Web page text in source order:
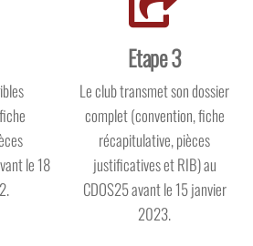
le 18
Etape 3
Le club transmet son dossier
complet (convention, fiche
récapitulative, pièces
justificatives et RIB) au
CDOS25 avant le 15 janvier
2023.